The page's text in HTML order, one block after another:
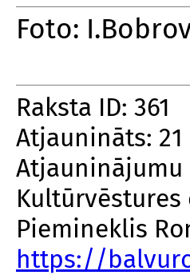
Foto:
Raksta ID: 361
Atjaunināts: 21
Atjauninājumu
Piemineklis
https://